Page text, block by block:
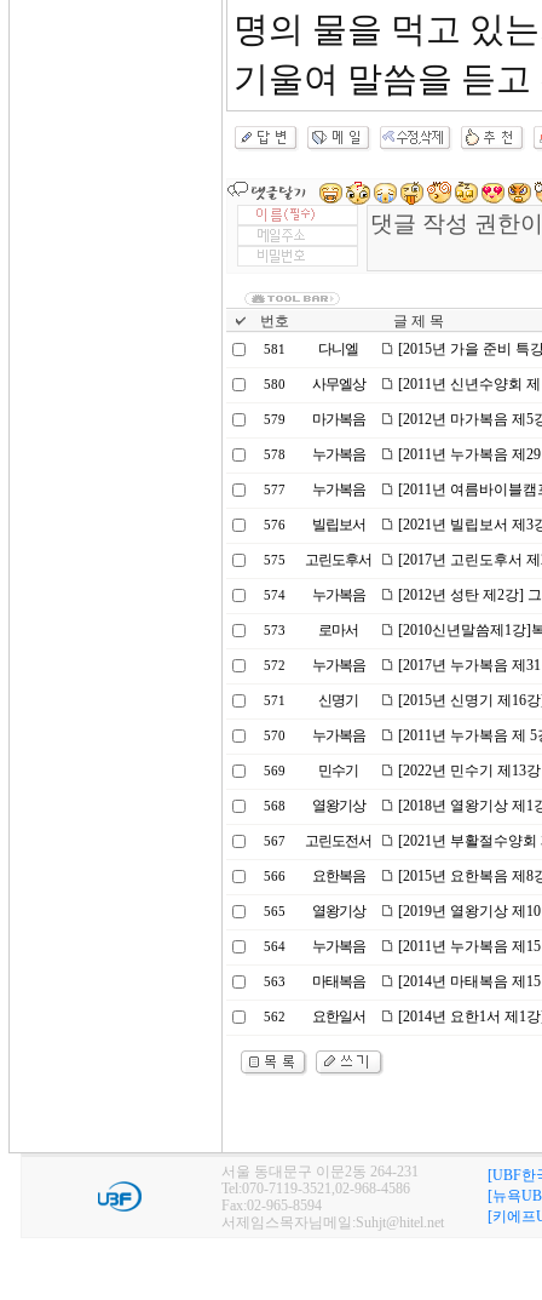
명의 물을 먹고 있
기울여 말씀을 듣
번호 글 제 목
581 다니엘 [2015년 가을 준비 특
580 사무엘상 [2011년 신년수양회
579 마가복음 [2012년 마가복음 제5
578 누가복음 [2011년 누가복음 제
577 누가복음 [2011년 여름바이블
576 빌립보서 [2021년 빌립보서 제3
575 고린도후서 [2017년 고린도후서
574 누가복음 [2012년 성탄 제2강]
573 로마서 [2010신년말씀제1강]
572 누가복음 [2017년 누가복음 제
571 신명기 [2015년 신명기 제16
570 누가복음 [2011년 누가복음 제
569 민수기 [2022년 민수기 제13
568 열왕기상 [2018년 열왕기상 제1
567 고린도전서 [2021년 부활절수양
566 요한복음 [2015년 요한복음 제
565 열왕기상 [2019년 열왕기상 제
564 누가복음 [2011년 누가복음 제
563 마태복음 [2014년 마태복음 제
562 요한일서 [2014년 요한1서 제1
서울 동대문구 이문2동 264-231
Tel:070-7119-3521,02-968-4586
Fax:02-965-8594
서제임스목자님메일:Suhjt@hitel.net
[UBF한
[뉴욕
[키에프